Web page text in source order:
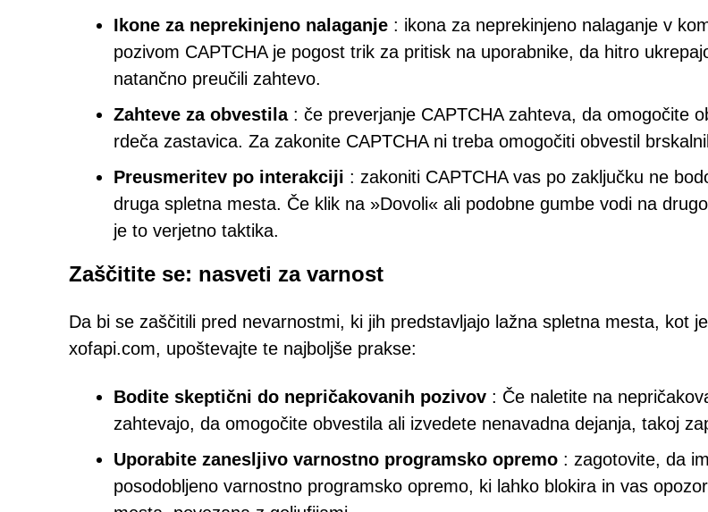
Ikone za neprekinjeno nalaganje : ikona za neprekinjeno nalaganje v
pozivom CAPTCHA je pogost trik za pritisk na uporabnike, da hitro
natančno preučili zahtevo.
Zahteve za obvestila: če preverjanje CAPTCHA zahteva, da omogočite
rdeča zastavica. Za zakonite CAPTCHA ni treba omogočiti obvestil
Preusmeritev po interakciji : zakoniti CAPTCHA vas po zaključku ne
druga spletna mesta. Če klik na »Dovoli« ali podobne gumbe vodi na
je to verjetno taktika.
Zaščitite se: nasveti za varnost
Da bi se zaščitili pred nevarnostmi, ki jih predstavljajo lažna spletna mesta, kot
xofapi.com, upoštevajte te najboljše prakse:
Bodite skeptični do nepričakovanih pozivov : Če naletite na
zahtevajo, da omogočite obvestila ali izvedete nenavadna dejanja, takoj
Uporabite zanesljivo varnostno programsko opremo : zagotovite, da
posodobljeno varnostno programsko opremo, ki lahko blokira in vas